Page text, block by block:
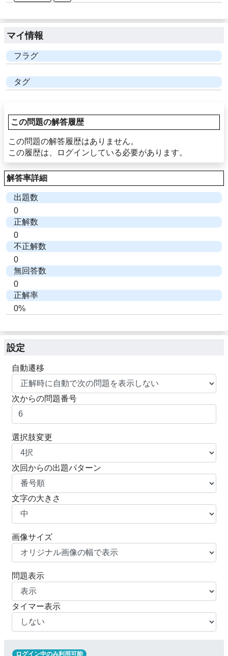
マイ情報
フラグ
タグ
この問題の解答履歴
この問題の解答履歴はありません。
この履歴は、ログインしている必要があります。
解答率詳細
出題数
0
正解数
0
不正解数
0
無回答数
0
正解率
0%
設定
自動遷移
次からの問題番号
選択肢変更
次回からの出題パターン
文字の大きさ
画像サイズ
問題表示
タイマー表示
ログイン中のみ利用可能